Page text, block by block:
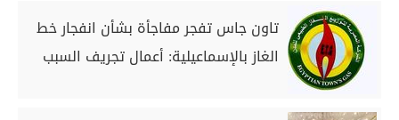
تاون جاس تفجر مفاجأة بشأن انفجار خط
الغاز بالإسماعيلية: أعمال تجريف السبب